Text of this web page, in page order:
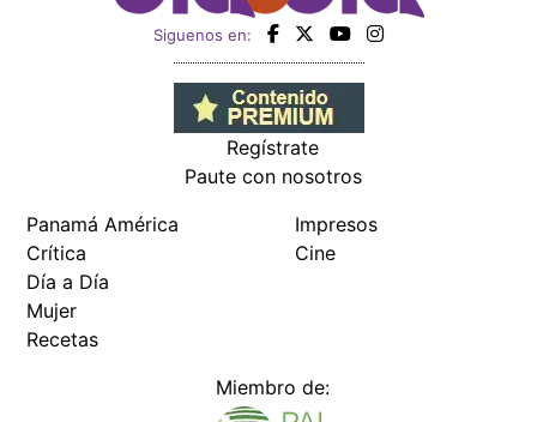
Siguenos en:
Regístrate
Paute con nosotros
Crítica
Día a Día
Mujer
Recetas
Cine